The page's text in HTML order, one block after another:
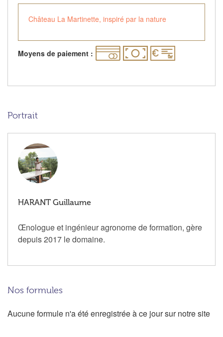
Château La Martinette, inspiré par la nature
Moyens de paiement :
Portrait
HARANT Guillaume
Œnologue et ingénieur agronome de formation, gère
depuis 2017 le domaine.
Nos formules
Aucune formule n'a été enregistrée à ce jour sur notre site